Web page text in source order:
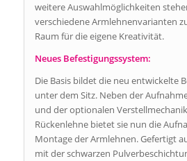
weitere Auswahlmöglichkeiten
verschiedene Armlehnenvarianten
Raum für die eigene Kreativität.
Neues Befestigungssystem:
Die Basis bildet die neu entwickelte
unter dem Sitz. Neben der
und der optionalen
Rückenlehne bietet sie nun die
Montage der Armlehnen. Gefertigt
mit der schwarzen